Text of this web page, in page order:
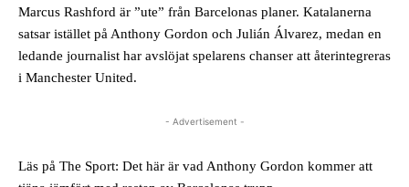
Marcus Rashford är ”ute” från Barcelonas planer. Katalanerna
satsar istället på Anthony Gordon och Julián Álvarez, medan en
ledande journalist har avslöjat spelarens chanser att återintegreras
i Manchester United.
- Advertisement -
Läs på The Sport: Det här är vad Anthony Gordon kommer att